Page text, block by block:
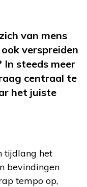
van mens
verspreiden
steeds meer
centraal te
het juiste
tijdlang het
bevindingen
tempo op,